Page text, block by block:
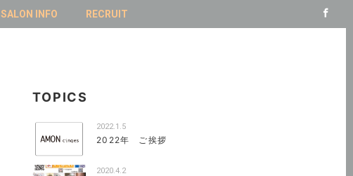
SALON INFO RECRUIT
TOPICS
2022.1.5
2022年 ご挨拶
2020.4.2